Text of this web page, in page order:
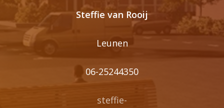
Steffie van Rooij
Leunen
06-25244350
steffie-